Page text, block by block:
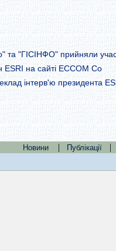
та "ГІСІНФО" прийняли
ESRI на сайті ECCOM Co
інтерв'ю президента
Новини | Публікації |